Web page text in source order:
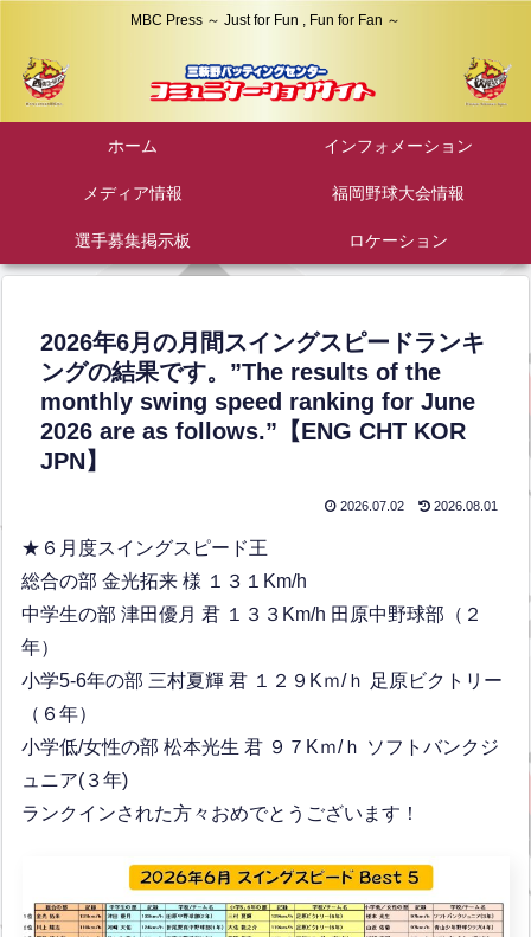
MBC Press ～ Just for Fun , Fun for Fan ～
ホーム インフォメーション
メディア情報 福岡野球大会情報
選手募集掲示板 ロケーション
2026年6月の月間スイングスピードランキ
ングの結果です。”The results of the
monthly swing speed ranking for June
2026 are as follows.”【ENG CHT KOR
JPN】
2026.07.02 2026.08.01
★６月度スイングスピード王
総合の部 金光拓来 様 １３１Km/h
中学生の部 津田優月 君 １３３Km/h 田原中野球部（２
年）
小学5-6年の部 三村夏輝 君 １２９Kｍ/ｈ 足原ビクトリー
（６年）
小学低/女性の部 松本光生 君 ９７Kｍ/ｈ ソフトバンクジ
ュニア(３年)
ランクインされた方々おめでとうございます！